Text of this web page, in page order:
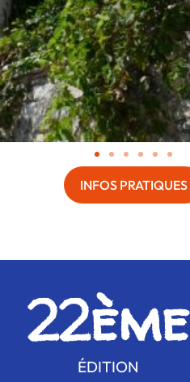
INFOS PRATIQUES
ÉDITION
22ème